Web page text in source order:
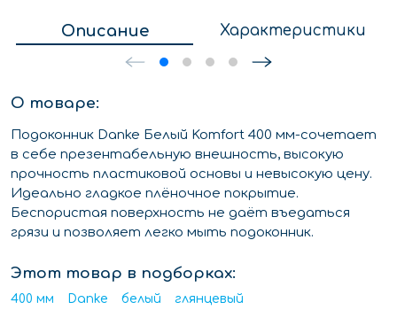
Описание Характеристики
О товаре:
Подоконник Danke Белый Komfort 400 мм-сочетает
в себе презентабельную внешность, высокую
прочность пластиковой основы и невысокую цену.
Идеально гладкое плёночное покрытие.
Беспористая поверхность не даёт въедаться
грязи и позволяет легко мыть подоконник.
Этот товар в подборках:
400 мм Danke белый глянцевый